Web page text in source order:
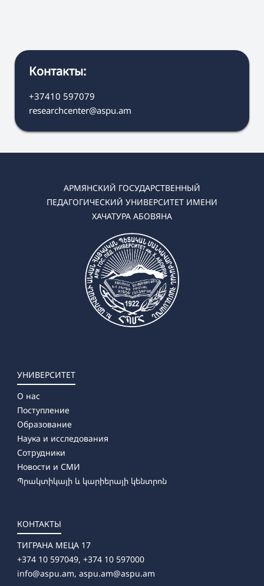
Контакты:
+37410 597079
researchcenter@aspu.am
АРМЯНСКИЙ ГОСУДАРСТВЕННЫЙ
ПЕДАГОГИЧЕСКИЙ УНИВЕРСИТЕТ ИМЕНИ
ХАЧАТУРА АБОВЯНА
УНИВЕРСИТЕТ
О нас
Поступление
Образование
Наука и исследования
Сотрудники
Новости и СМИ
Պրակտիկայի և կարիերայի կենտրոն
КОНТАКТЫ
ТИГРАНА МЕЦА 17
+374 10 597049, +374 10 597000
info@aspu.am, aspu.am@aspu.am